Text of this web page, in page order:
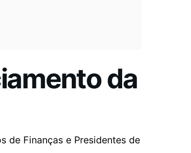
da
de Finanças e Presidentes de